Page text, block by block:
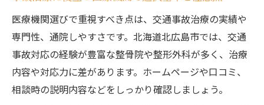
制
事故治療経験者が語る早期回復のコツとヒ
ント
医療機関選びで重視すべき点は、交通事故治療の実績や
専門性、通院しやすさです。北海道北広島市では、交通
事故対応の経験が豊富な整骨院や整形外科が多く、治療
内容や対応力に差があります。ホームページや口コミ、
相談時の説明内容などをしっかり確認しましょう。